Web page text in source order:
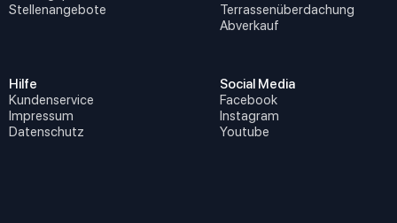
Stellenangebote
Terrassenüberdachung
Abverkauf
Hilfe
Kundenservice
Impressum
Datenschutz
Social Media
Facebook
Instagram
Youtube